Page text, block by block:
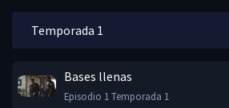
Bases llenas
Episodio 1 Temporada 1